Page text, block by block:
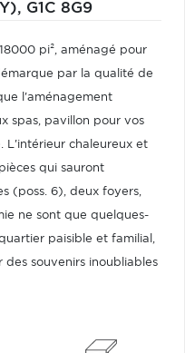
G1C 8G9
pi², aménagé pour
par la qualité de
l'aménagement
spas, pavillon pour vos
L'intérieur chaleureux et
qui sauront
(poss. 6), deux foyers,
ne sont que quelques-
paisible et familial,
souvenirs inoubliables